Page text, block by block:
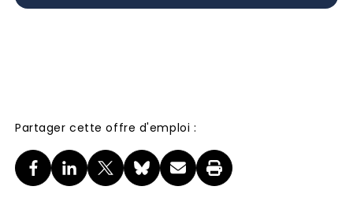
Partager cette offre d'emploi :